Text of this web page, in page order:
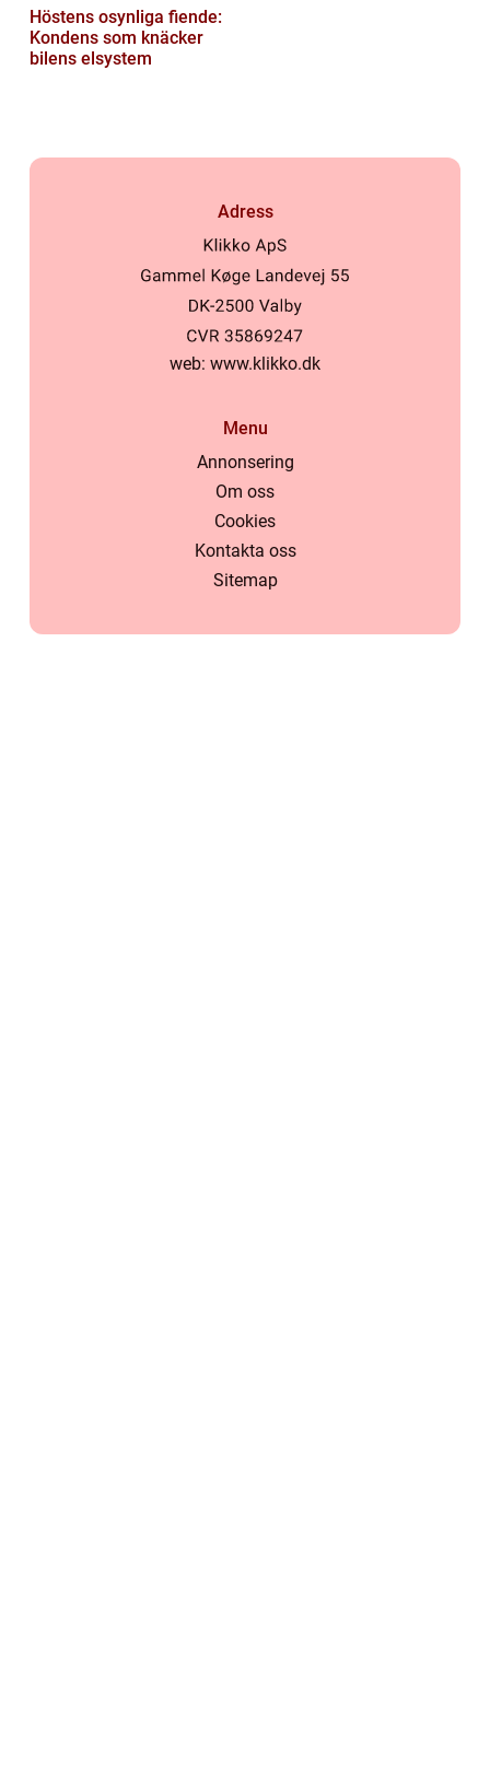
Höstens osynliga fiende:
Kondens som knäcker
bilens elsystem
Adress
web: www.klikko.dk
Menu
Annonsering
Om oss
Cookies
Kontakta oss
Sitemap